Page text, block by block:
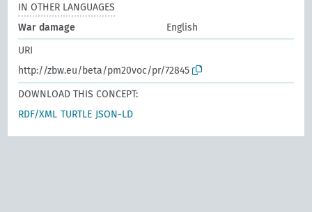
IN OTHER LANGUAGES
War damage
English
URI
http://zbw.eu/beta/pm20voc/pr/72845
DOWNLOAD THIS CONCEPT:
RDF/XML TURTLE JSON-LD